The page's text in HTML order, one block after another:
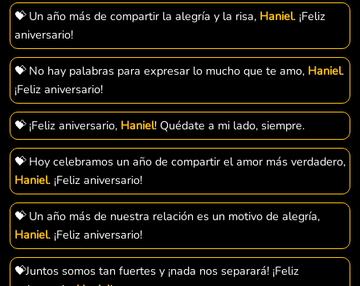
💝 Un año más de compartir la alegría y la risa, Haniel. ¡Feliz
aniversario!
💝 No hay palabras para expresar lo mucho que te amo, Haniel.
¡Feliz aniversario!
💝 ¡Feliz aniversario, Haniel! Quédate a mi lado, siempre.
💝 Hoy celebramos un año de compartir el amor más verdadero,
Haniel. ¡Feliz aniversario!
💝 Un año más de nuestra relación es un motivo de alegría,
Haniel. ¡Feliz aniversario!
💝Juntos somos tan fuertes y ¡nada nos separará! ¡Feliz